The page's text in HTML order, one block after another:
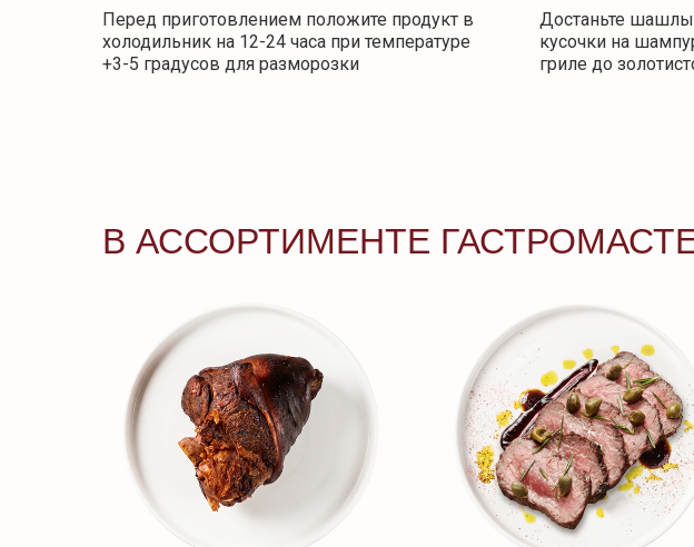
Перед приготовлением положите продукт в
холодильник на 12-24 часа при температуре
+3-5 градусов для разморозки
Достаньте
кусочки на
гриле до
В АССОРТИМЕНТЕ